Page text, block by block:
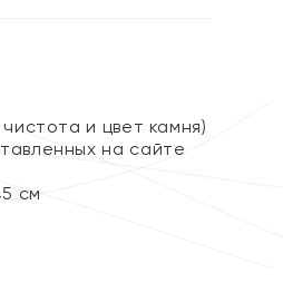
и цвет камня)
на сайте
см